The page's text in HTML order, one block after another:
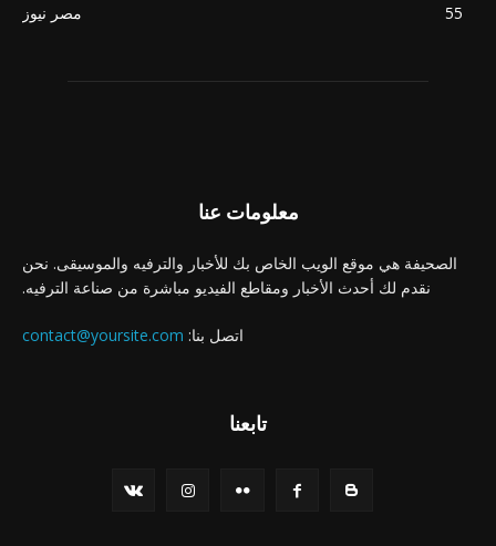
مصر نيوز
55
معلومات عنا
الصحيفة هي موقع الويب الخاص بك للأخبار والترفيه والموسيقى. نحن
نقدم لك أحدث الأخبار ومقاطع الفيديو مباشرة من صناعة الترفيه.
اتصل بنا: contact@yoursite.com
تابعنا